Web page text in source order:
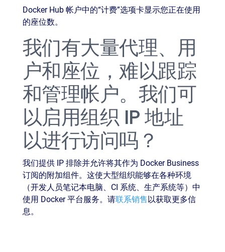
Docker Hub 帐户中的“计费”选项卡显示您正在使用
的座位数。
我们有大量代理、用
户和座位，难以跟踪
和管理帐户。我们可
以启用组织 IP 地址
以进行访问吗？
我们提供 IP 排除并允许将其作为 Docker Business
订阅的附加组件。这使大型组织能够在各种环境
（开发人员笔记本电脑、CI 系统、生产系统等）中
使用 Docker 平台服务。请联系销售以获取更多信
息。